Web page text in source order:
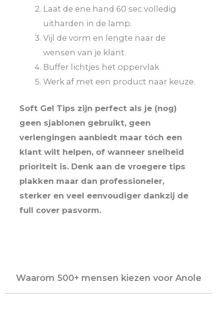
Laat de ene hand 60 sec volledig
uitharden in de lamp.
Vijl de vorm en lengte naar de
wensen van je klant.
Buffer lichtjes het oppervlak
Werk af met een product naar keuze.
Soft Gel Tips zijn perfect als je (nog)
geen sjablonen gebruikt, geen
verlengingen aanbiedt maar tóch een
klant wilt helpen, of wanneer snelheid
prioriteit is. Denk aan de vroegere tips
plakken maar dan professioneler,
sterker en veel eenvoudiger dankzij de
full cover pasvorm.
Waarom 500+ mensen kiezen voor Anole